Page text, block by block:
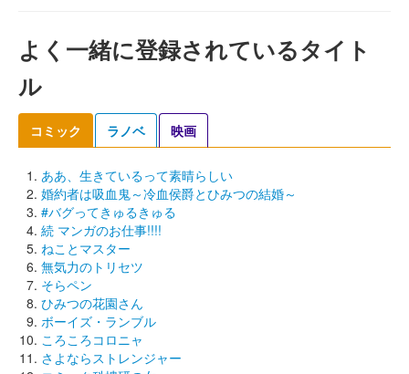
よく一緒に登録されているタイト
ル
コミック ラノベ 映画
ああ、生きているって素晴らしい
婚約者は吸血鬼～冷血侯爵とひみつの結婚～
#バグってきゅるきゅる
続 マンガのお仕事!!!!
ねことマスター
無気力のトリセツ
そらペン
ひみつの花園さん
ボーイズ・ランブル
ころころコロニャ
さよならストレンジャー